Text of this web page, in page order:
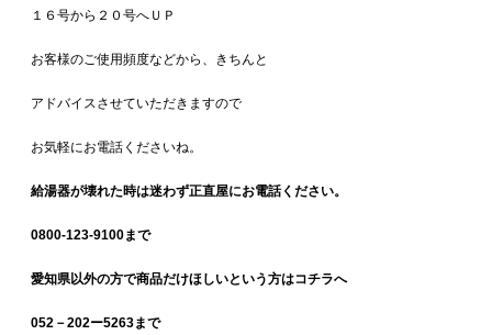
１６号から２０号へＵＰ
お客様のご使用頻度などから、きちんと
アドバイスさせていただきますので
お気軽にお電話くださいね。
給湯器が壊れた時は迷わず正直屋にお電話ください。
0800-123-9100まで
愛知県以外の方で商品だけほしいという方はコチラへ
052－202ー5263まで